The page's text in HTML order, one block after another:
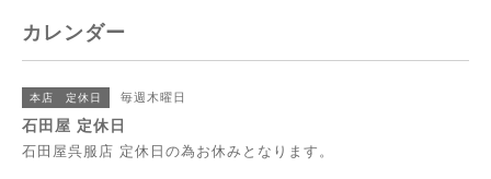
カレンダー
本店 定休日 毎週木曜日
石田屋 定休日
石田屋呉服店 定休日の為お休みとなります。